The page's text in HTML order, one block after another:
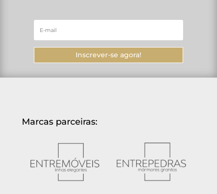
Inscrever-se agora!
Marcas parceiras: